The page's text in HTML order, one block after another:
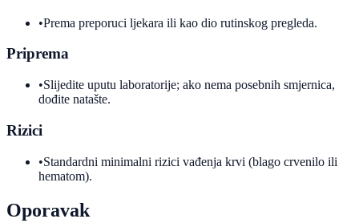
•Prema preporuci ljekara ili kao dio rutinskog pregleda.
Priprema
•Slijedite uputu laboratorije; ako nema posebnih smjernica,
dođite natašte.
Rizici
•Standardni minimalni rizici vađenja krvi (blago crvenilo ili
hematom).
Oporavak